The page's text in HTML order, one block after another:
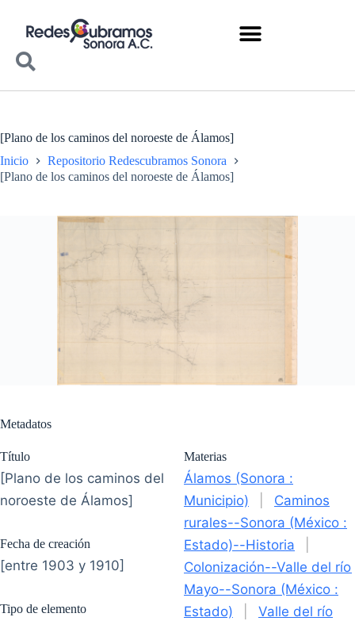
[Plano de los caminos del noroeste de Álamos]
Inicio
Repositorio Redescubramos Sonora
[Plano de los caminos del noroeste de Álamos]
Metadatos
Título
[Plano de los caminos del
noroeste de Álamos]
Fecha de creación
[entre 1903 y 1910]
Tipo de elemento
Materias
Álamos (Sonora :
Municipio)
Caminos
rurales--Sonora (México :
Estado)--Historia
Colonización--Valle del río
Mayo--Sonora (México :
Estado)
Valle del río